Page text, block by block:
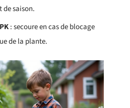
de saison.
: secoure en cas de blocage
de la plante.